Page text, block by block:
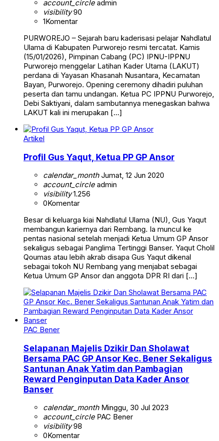
account_circleadmin
visibility90
1Komentar
PURWOREJO – Sejarah baru kaderisasi pelajar Nahdlatul
Ulama di Kabupaten Purworejo resmi tercatat. Kamis
(15/01/2026), Pimpinan Cabang (PC) IPNU-IPPNU
Purworejo menggelar Latihan Kader Utama (LAKUT)
perdana di Yayasan Khasanah Nusantara, Kecamatan
Bayan, Purworejo. Opening ceremony dihadiri puluhan
peserta dan tamu undangan. Ketua PC IPPNU Purworejo,
Debi Saktiyani, dalam sambutannya menegaskan bahwa
LAKUT kali ini merupakan […]
Artikel
Profil Gus Yaqut, Ketua PP GP Ansor
calendar_monthJumat, 12 Jun 2020
account_circleadmin
visibility1.256
0Komentar
Besar di keluarga kiai Nahdlatul Ulama (NU), Gus Yaqut
membangun kariernya dari Rembang. Ia muncul ke
pentas nasional setelah menjadi Ketua Umum GP Ansor
sekaligus sebagai Panglima Tertinggi Banser. Yaqut Cholil
Qoumas atau lebih akrab disapa Gus Yaqut dikenal
sebagai tokoh NU Rembang yang menjabat sebagai
Ketua Umum GP Ansor dan anggota DPR RI dari […]
PAC Bener
Selapanan Majelis Dzikir Dan Sholawat
Bersama PAC GP Ansor Kec. Bener Sekaligus
Santunan Anak Yatim dan Pambagian
Reward Penginputan Data Kader Ansor
Banser
calendar_monthMinggu, 30 Jul 2023
account_circlePAC Bener
visibility98
0Komentar